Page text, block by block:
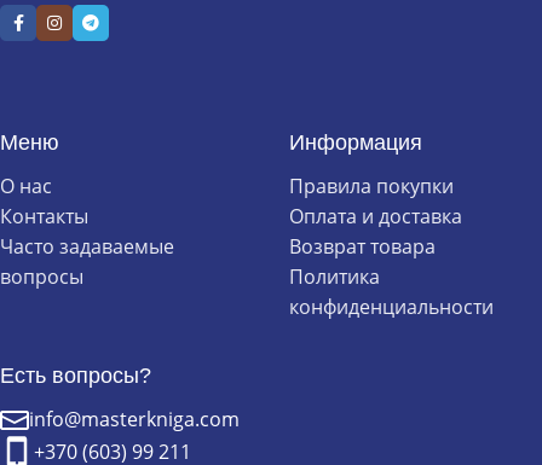
Меню
О нас
Контакты
Часто задаваемые
вопросы
Информация
Правила покупки
Оплата и доставка
Возврат товара
Политика
конфиденциальности
Есть вопросы?
info@masterkniga.com
+370 (603) 99 211